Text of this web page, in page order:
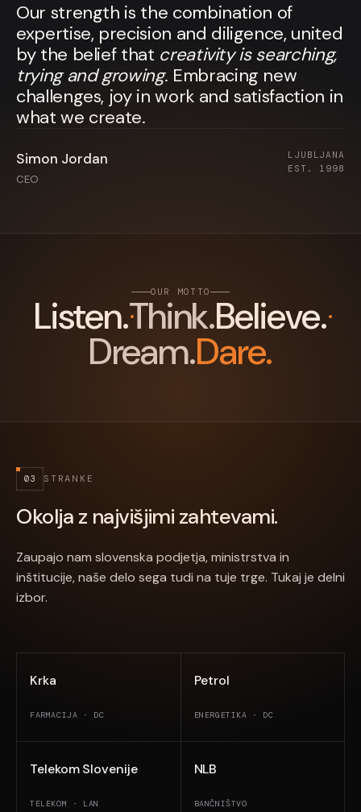
Our strength is the combination of
expertise, precision and diligence, united
by the belief that creativity is searching,
trying and growing. Embracing new
challenges, joy in work and satisfaction in
what we create.
Simon Jordan
CEO
LJUBLJANA
EST. 1998
OUR MOTTO
Listen.Think.Believe.
Dream.Dare.
03 STRANKE
Okolja z najvišjimi zahtevami.
Zaupajo nam slovenska podjetja, ministrstva in
inštitucije, naše delo sega tudi na tuje trge. Tukaj je delni
izbor.
Krka
FARMACIJA · DC
Petrol
ENERGETIKA · DC
Telekom Slovenije
TELEKOM · LAN
NLB
BANČNIŠTVO